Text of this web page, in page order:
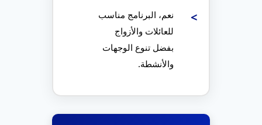
نعم، البرنامج مناسب
للعائلات والأزواج
بفضل تنوع الوجهات
والأنشطة.